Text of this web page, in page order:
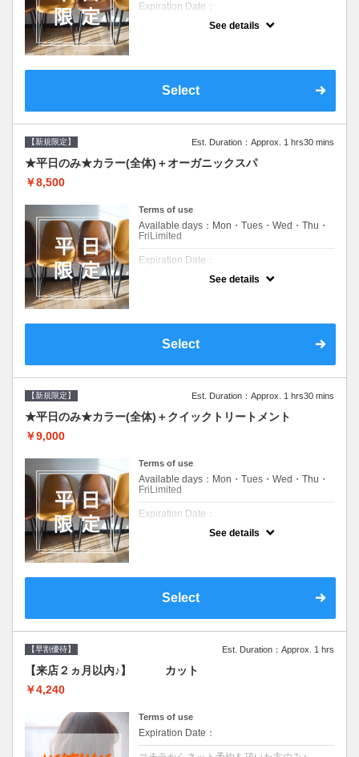
Expiration Date：
新規限定の平日のみのクーポンです★
平日クーポン●シャンプーブロー込●ロング料
提案させて頂きます●選べるシャンプー付き●
See details
Select
【新規限定】 Est. Duration：Approx. 1 hrs30 mins
★平日のみ★カラー(全体)＋オーガニックスパ
￥8,500
Terms of use
Available days：Mon・Tues・Wed・Thu・
FriLimited
Expiration Date：
新規限定の平日のみのクーポンです★
平日クーポン●シャンプーブロー込●ロング料
提案させて頂きます●選べるシャンプー付き●
See details
Select
【新規限定】 Est. Duration：Approx. 1 hrs30 mins
★平日のみ★カラー(全体)＋クイックトリートメント
￥9,000
Terms of use
Available days：Mon・Tues・Wed・Thu・
FriLimited
Expiration Date：
新規限定の平日のみのクーポンです★
平日クーポン●シャンプーブロー込●ロング料
提案させて頂きます●選べるシャンプー付き●
See details
Select
【早割優待】 Est. Duration：Approx. 1 hrs
【来店２ヵ月以内♪】 カット
￥4,240
Terms of use
Expiration Date：